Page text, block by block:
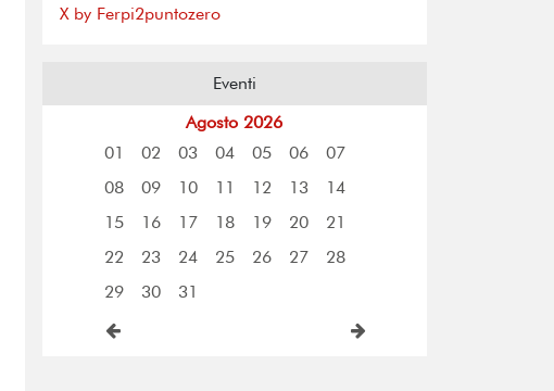
X by Ferpi2puntozero
Eventi
Agosto 2026
01
02 03 04 05 06
07
08
09 10 11 12 13
14
15
16 17 18 19 20
21
22
23 24 25 26 27
28
29
30 31